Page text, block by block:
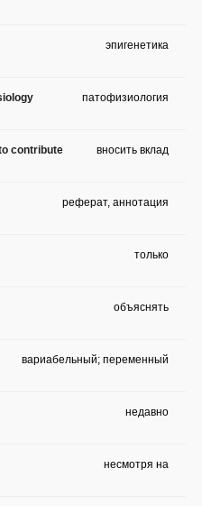
эпигенетика
патофизиология
contribute вносить вклад
реферат, аннотация
только
объяснять
вариабельный; переменный
недавно
несмотря на